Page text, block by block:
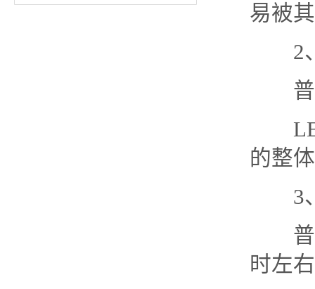
易被
2
普通
LED
的整
3
普通
时左